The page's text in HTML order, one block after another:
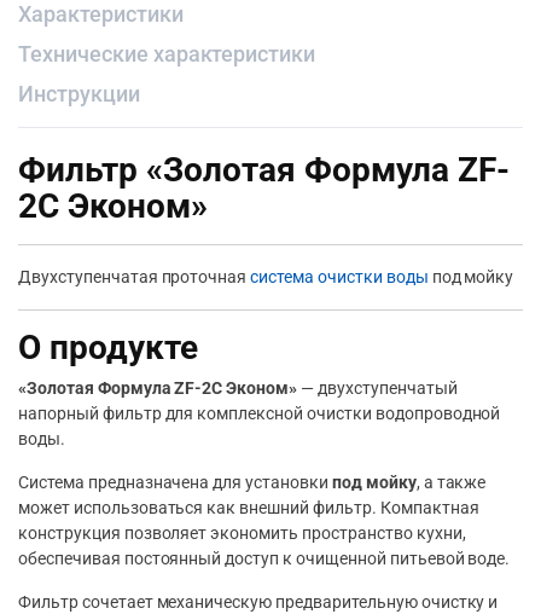
Характеристики
Технические характеристики
Инструкции
Фильтр «Золотая Формула ZF-
2С Эконом»
Двухступенчатая проточнаясистема очистки воды под мойку
О продукте
«Золотая Формула ZF-2С Эконом» — двухступенчатый
напорный фильтр для комплексной очистки водопроводной
воды.
Система предназначена для установки под мойку, а также
может использоваться как внешний фильтр. Компактная
конструкция позволяет экономить пространство кухни,
обеспечивая постоянный доступ к очищенной питьевой воде.
Фильтр сочетает механическую предварительную очистку и